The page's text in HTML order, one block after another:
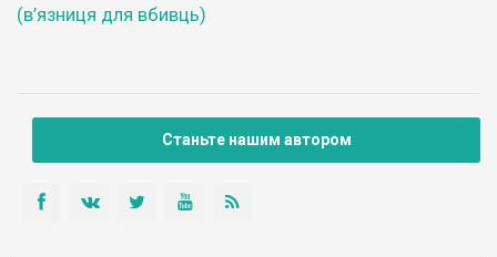
(в’язниця для вбивць)
Станьте нашим автором